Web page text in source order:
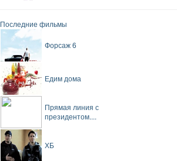
Последние фильмы
Форсаж 6
Едим дома
Прямая линия с
президентом....
ХБ